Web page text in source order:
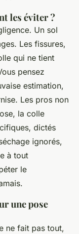
les éviter ?
Un sol
Les fissures,
qui ne tient
pensez
estimation,
Les pros non
la colle
dictés
ignorés,
à tout
le
.
une pose
ne fait pas tout,